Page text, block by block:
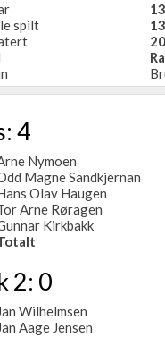
spilt
4
Nymoen
Magne Sandkjernan
Olav Haugen
Arne Røragen
Kirkbakk
2: 0
Wilhelmsen
Aage Jensen